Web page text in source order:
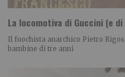
La locomotiva di Guccini (e
Il fuochista anarchico Pietro
bambine di tre anni